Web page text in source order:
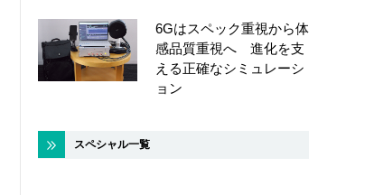
6Gはスペック重視から体
感品質重視へ 進化を支
える正確なシミュレーシ
ョン
スペシャル一覧